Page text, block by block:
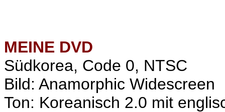
MEINE DVD
Südkorea, Code 0, NTSC
Bild: Anamorphic Widescreen
Ton: Koreanisch 2.0 mit